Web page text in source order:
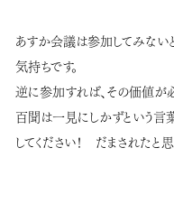
あすか会議は参加してみない
気持ちです。
逆に参加すれば、その価値が
百聞は一見にしかずという言
してください！ だまされたと思